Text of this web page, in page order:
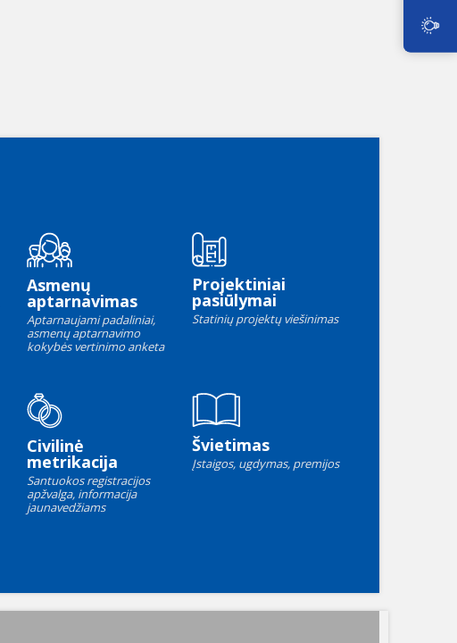
Asmenų
aptarnavimas
Aptarnaujami padaliniai,
asmenų aptarnavimo
kokybės vertinimo anketa
Projektiniai
pasiūlymai
Statinių projektų viešinimas
Civilinė
metrikacija
Santuokos registracijos
apžvalga, informacija
jaunavedžiams
Švietimas
Įstaigos, ugdymas, premijos